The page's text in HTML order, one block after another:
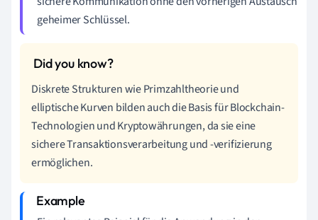
geheimer Schlüssel.
Diskrete Strukturen wie Primzahltheorie und
elliptische Kurven bilden auch die Basis für Blockchain-
Technologien und Kryptowährungen, da sie eine
sichere Transaktionsverarbeitung und -verifizierung
ermöglichen.